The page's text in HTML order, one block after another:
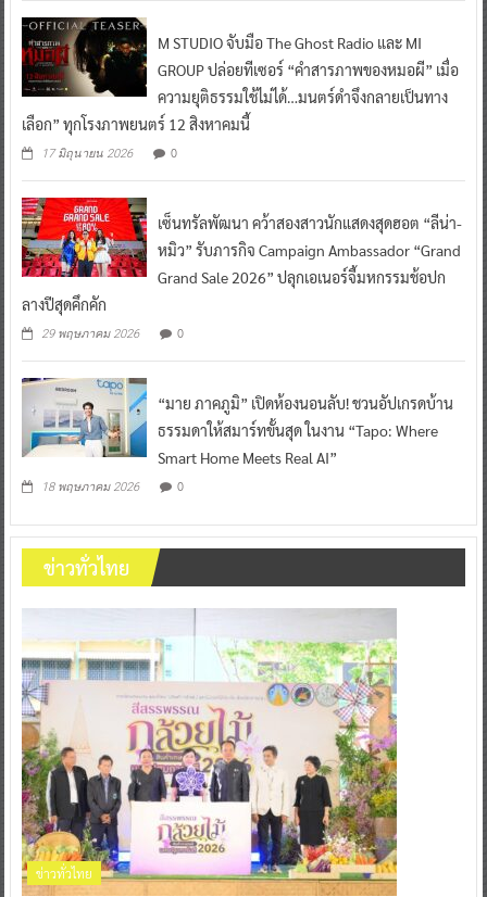
M STUDIO จับมือ The Ghost Radio และ MI
GROUP ปล่อยทีเซอร์ “คำสารภาพของหมอผี” เมื่อ
ความยุติธรรมใช้ไม่ได้…มนตร์ดำจึงกลายเป็นทาง
เลือก” ทุกโรงภาพยนตร์ 12 สิงหาคมนี้
17 มิถุนายน 2026 0
เซ็นทรัลพัฒนา คว้าสองสาวนักแสดงสุดฮอต “ลีน่า-
หมิว” รับภารกิจ Campaign Ambassador “Grand
Grand Sale 2026” ปลุกเอเนอร์จี้มหกรรมช้อปก
ลางปีสุดคึกคัก
29 พฤษภาคม 2026 0
“มาย ภาคภูมิ” เปิดห้องนอนลับ! ชวนอัปเกรดบ้าน
ธรรมดาให้สมาร์ทขั้นสุด ในงาน “Tapo: Where
Smart Home Meets Real AI”
18 พฤษภาคม 2026 0
ข่าวทั่วไทย
ข่าวทั่วไทย